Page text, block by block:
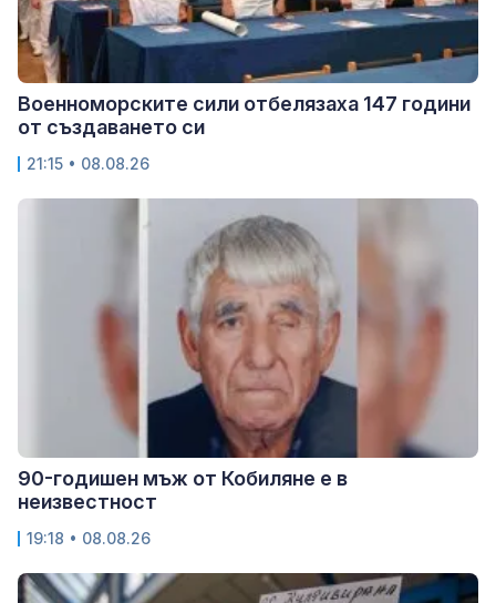
Военноморските сили отбелязаха 147 години
от създаването си
21:15 • 08.08.26
90-годишен мъж от Кобиляне е в
неизвестност
19:18 • 08.08.26